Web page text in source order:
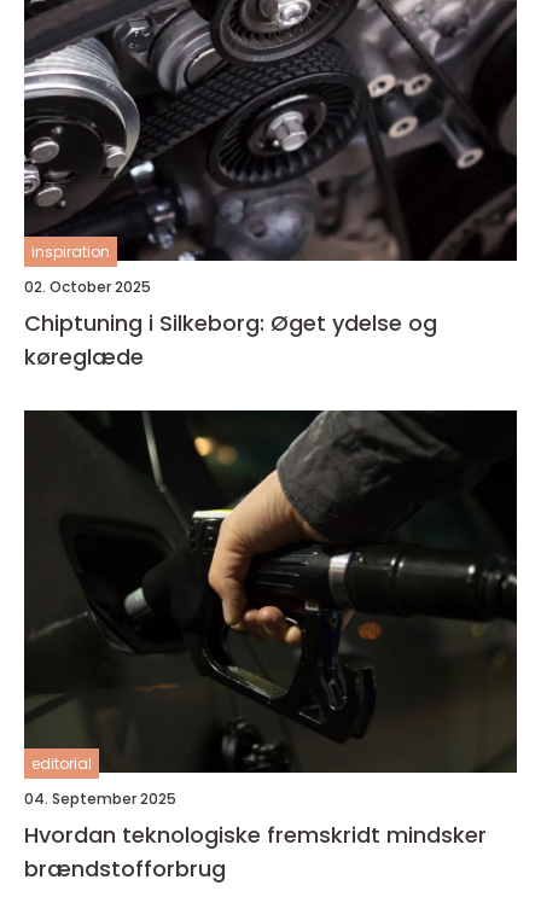
inspiration
02. October 2025
Chiptuning i Silkeborg: Øget ydelse og
køreglæde
editorial
04. September 2025
Hvordan teknologiske fremskridt mindsker
brændstofforbrug